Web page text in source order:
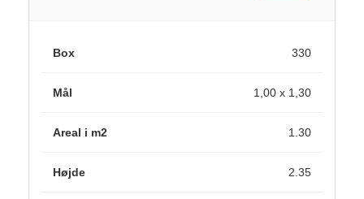
330
1,00 x 1,30
1.30
2.35